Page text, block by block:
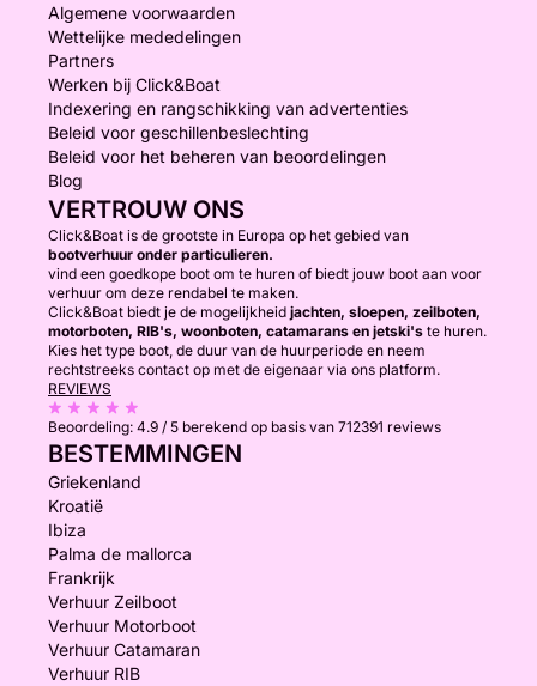
Algemene voorwaarden
Wettelijke mededelingen
Partners
Werken bij Click&Boat
Indexering en rangschikking van advertenties
Beleid voor geschillenbeslechting
Beleid voor het beheren van beoordelingen
Blog
VERTROUW ONS
Click&Boat is de grootste in Europa op het gebied van
bootverhuur onder particulieren.
vind een goedkope boot om te huren of biedt jouw boot aan voor
verhuur om deze rendabel te maken.
Click&Boat biedt je de mogelijkheid jachten, sloepen, zeilboten,
motorboten, RIB's, woonboten, catamarans en jetski's te huren.
Kies het type boot, de duur van de huurperiode en neem
rechtstreeks contact op met de eigenaar via ons platform.
REVIEWS
Beoordeling: 4.9 / 5 berekend op basis van 712391 reviews
BESTEMMINGEN
Griekenland
Kroatië
Ibiza
Palma de mallorca
Frankrijk
Verhuur Zeilboot
Verhuur Motorboot
Verhuur Catamaran
Verhuur RIB